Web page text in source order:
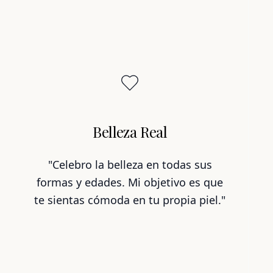
Belleza Real
"Celebro la belleza en todas sus
formas y edades. Mi objetivo es que
te sientas cómoda en tu propia piel."